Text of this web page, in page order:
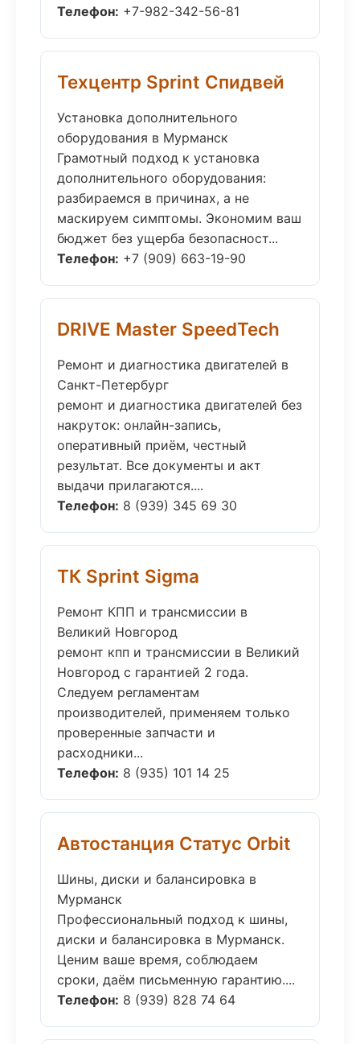
Телефон: +7-982-342-56-81
Техцентр Sprint Спидвей
Установка дополнительного
оборудования в Мурманск
Грамотный подход к установка
дополнительного оборудования:
разбираемся в причинах, а не
маскируем симптомы. Экономим ваш
бюджет без ущерба безопасност...
Телефон: +7 (909) 663-19-90
DRIVE Master SpeedTech
Ремонт и диагностика двигателей в
Санкт-Петербург
ремонт и диагностика двигателей без
накруток: онлайн-запись,
оперативный приём, честный
результат. Все документы и акт
выдачи прилагаются....
Телефон: 8 (939) 345 69 30
ТК Sprint Sigma
Ремонт КПП и трансмиссии в
Великий Новгород
ремонт кпп и трансмиссии в Великий
Новгород с гарантией 2 года.
Следуем регламентам
производителей, применяем только
проверенные запчасти и
расходники...
Телефон: 8 (935) 101 14 25
Автостанция Статус Orbit
Шины, диски и балансировка в
Мурманск
Профессиональный подход к шины,
диски и балансировка в Мурманск.
Ценим ваше время, соблюдаем
сроки, даём письменную гарантию....
Телефон: 8 (939) 828 74 64